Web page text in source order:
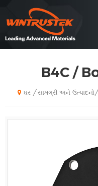
B4C /
ઘર / સામગ્રી અને ઉત્પાદનો/